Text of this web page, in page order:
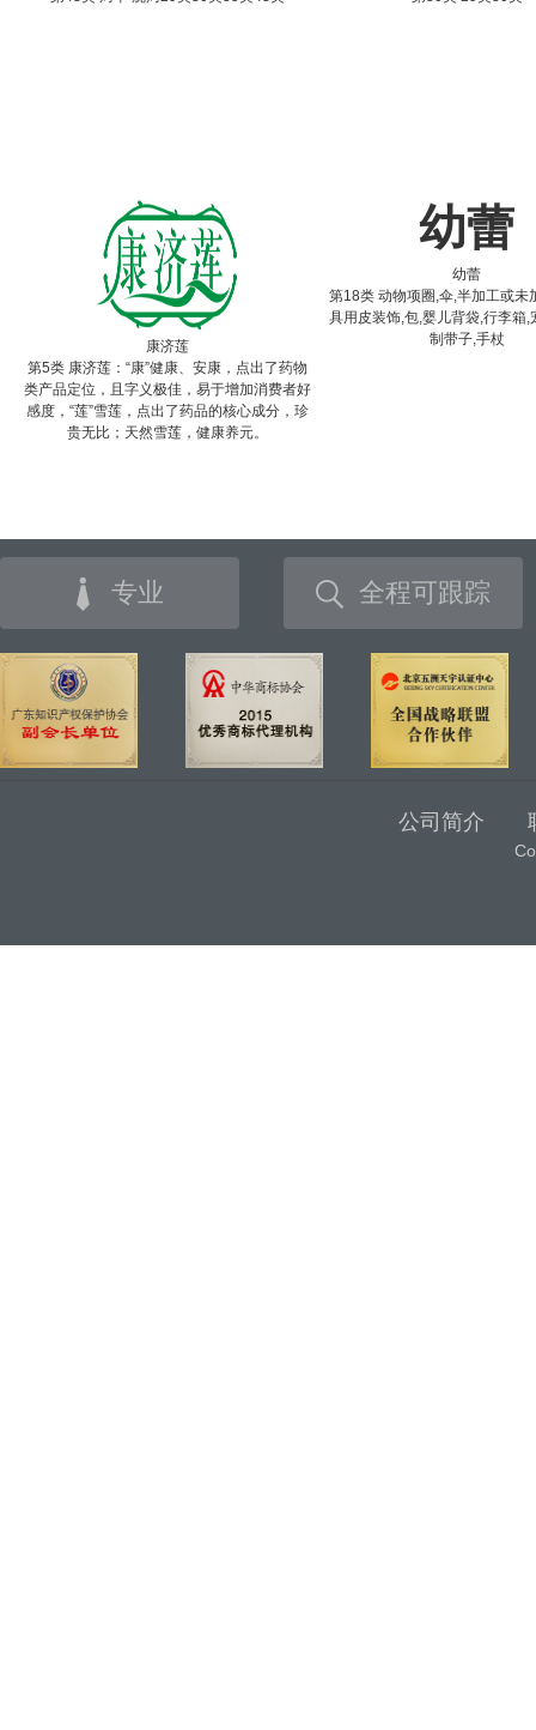
康济莲
第5类 康济莲：“康”健康、安康，点出了药物
类产品定位，且字义极佳，易于增加消费者好
感度，“莲”雪莲，点出了药品的核心成分，珍
贵无比；天然雪莲，健康养元。
幼蕾
幼蕾
第18类 动物项圈,伞,半加工或未
具用皮装饰,包,婴儿背袋,行李箱,
制带子,手杖
专业 全程可跟踪
公司简介